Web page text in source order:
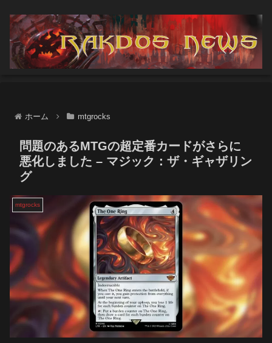
ホーム mtgrocks
問題のあるMTGの超定番カードがさらに
悪化しました – マジック：ザ・ギャザリン
グ
mtgrocks